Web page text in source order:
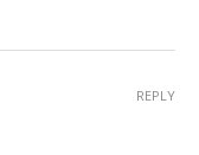
REPLY